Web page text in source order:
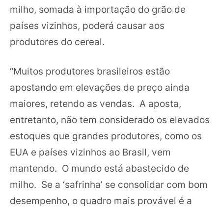
milho, somada à importação do grão de
países vizinhos, poderá causar aos
produtores do cereal.
“Muitos produtores brasileiros estão
apostando em elevações de preço ainda
maiores, retendo as vendas. A aposta,
entretanto, não tem considerado os elevados
estoques que grandes produtores, como os
EUA e países vizinhos ao Brasil, vem
mantendo. O mundo está abastecido de
milho. Se a ‘safrinha’ se consolidar com bom
desempenho, o quadro mais provável é a